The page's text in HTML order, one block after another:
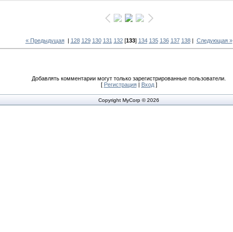
« Предыдущая| 128 129 130 131 132[133] 134 135 136 137 138| Следующая »
Добавлять комментарии могут только зарегистрированные пользователи.
[ Регистрация| Вход]
Copyright MyCorp © 2026